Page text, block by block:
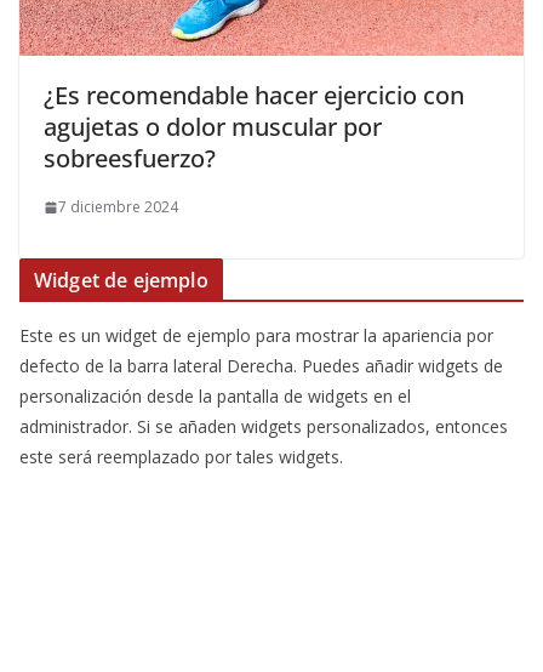
¿Es recomendable hacer ejercicio con
agujetas o dolor muscular por
sobreesfuerzo?
7 diciembre 2024
Widget de ejemplo
Este es un widget de ejemplo para mostrar la apariencia por
defecto de la barra lateral Derecha. Puedes añadir widgets de
personalización desde la pantalla de widgets en el
administrador. Si se añaden widgets personalizados, entonces
este será reemplazado por tales widgets.